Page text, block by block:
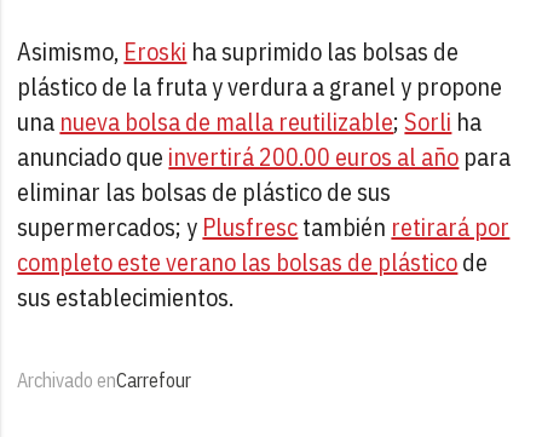
Asimismo, Eroski ha suprimido las bolsas de
plástico de la fruta y verdura a granel y propone
una nueva bolsa de malla reutilizable;Sorli ha
anunciado que invertirá 200.00 euros al año para
eliminar las bolsas de plástico de sus
supermercados; y Plusfresctambién retirará por
completo este verano las bolsas de plásticode
sus establecimientos.
Archivado enCarrefour